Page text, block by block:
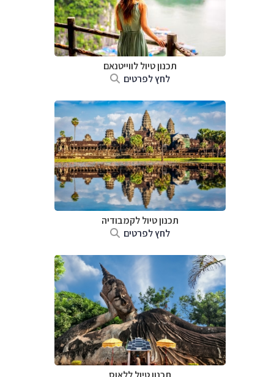
תכנון טיול לווייטנאם
לחץ לפרטים
תכנון טיוללקמבודיה
לחץ לפרטים